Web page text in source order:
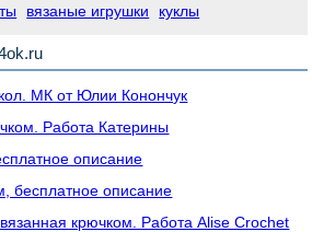
вязаные игрушки куклы
МК от Юлии Конончук
Работа Катерины
описание
бесплатное описание
крючком. Работа Alise Crochet